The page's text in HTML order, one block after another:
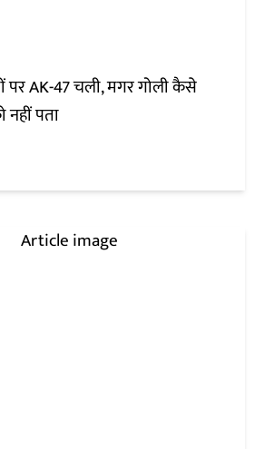
पर AK-47 चली, मगर गोली कैसे
पता